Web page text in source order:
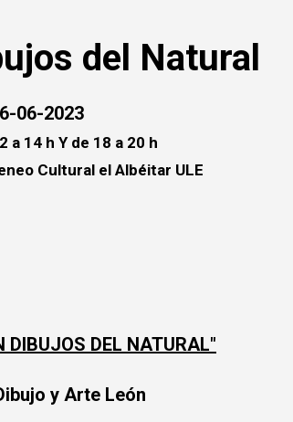
del Natural
06-2023
a 14 h Y de 18 a 20 h
Cultural el Albéitar ULE
DIBUJOS DEL NATURAL"
y Arte León